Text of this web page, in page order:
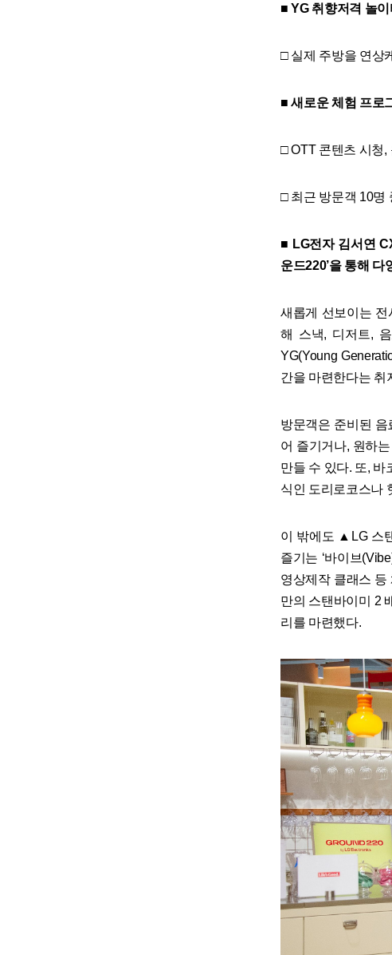
■ YG 취향저격 놀
□ 실제 주방을 연상
■ 새로운 체험 프로
□ OTT 콘텐츠 시청,
□ 최근 방문객 10명
■ LG전자 김서연
운드220’을 통해
새롭게 선보이는 전
해 스낵, 디저트,
YG(Young
간을 마련한다는 취
방문객은 준비된 음
어 즐기거나, 원하
만들 수 있다. 또, 바
식인 도리로코스나
이 밖에도 ▲LG 스
즐기는 ‘바이브
영상제작 클래스 등
만의 스탠바이미 2
리를 마련했다.